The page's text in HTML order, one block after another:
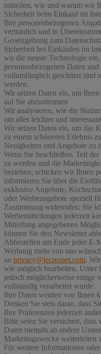
mitteilen, wie und warum wir
Sicherheit beim Einkauf im
Ihre personenbezogenen
vertraulich und in
Gesetzgebung zum
Sicherheit bei Einkäufen im
wir die neuste Technologie
personenbezogenen Daten
vollumfänglich geschützt sind
werden.
Wir setzen Daten ein, um
auf Sie abzustimmen
Wir analysieren, wie die
um alles leichter und
Wir setzen Daten ein, um das
zu einem schöneren Erlebnis
Neuigkeiten und Angebote zu
Wenn Sie beschließen, Teil
zu werden und die
beziehen, schicken wir Ihnen
informieren Sie über die
exklusive Angebote,
oder Werbeangebote speziell
Zustimmung widerrufen: Sie
Werbemitteilungen jederzeit
Mitteilung angegebenen
können Sie den Newsletter
Abbestellen am Ende jeder
Werbung mehr von uns
an privacy@lecreuset.com.
wie möglich bearbeiten. Unter
jedoch möglicherweise einige
vollständig verarbeitet wurde.
Ihre Daten werden von Ihnen
Denken Sie stets daran, dass
Ihre Präferenzen jederzeit
Bitte seien Sie versichert,
Daten niemals an andere
Marketingzwecke weiterleiten
Für weitere Informationen